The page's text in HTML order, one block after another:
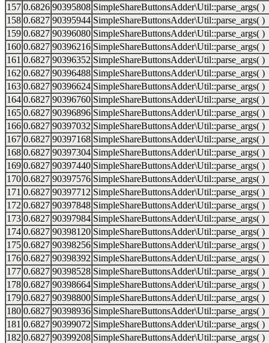
157 0.6826 90395808 SimpleShareButtonsAdder\Util::parse_args( )
158 0.6827 90395944 SimpleShareButtonsAdder\Util::parse_args( )
159 0.6827 90396080 SimpleShareButtonsAdder\Util::parse_args( )
160 0.6827 90396216 SimpleShareButtonsAdder\Util::parse_args( )
161 0.6827 90396352 SimpleShareButtonsAdder\Util::parse_args( )
162 0.6827 90396488 SimpleShareButtonsAdder\Util::parse_args( )
163 0.6827 90396624 SimpleShareButtonsAdder\Util::parse_args( )
164 0.6827 90396760 SimpleShareButtonsAdder\Util::parse_args( )
165 0.6827 90396896 SimpleShareButtonsAdder\Util::parse_args( )
166 0.6827 90397032 SimpleShareButtonsAdder\Util::parse_args( )
167 0.6827 90397168 SimpleShareButtonsAdder\Util::parse_args( )
168 0.6827 90397304 SimpleShareButtonsAdder\Util::parse_args( )
169 0.6827 90397440 SimpleShareButtonsAdder\Util::parse_args( )
170 0.6827 90397576 SimpleShareButtonsAdder\Util::parse_args( )
171 0.6827 90397712 SimpleShareButtonsAdder\Util::parse_args( )
172 0.6827 90397848 SimpleShareButtonsAdder\Util::parse_args( )
173 0.6827 90397984 SimpleShareButtonsAdder\Util::parse_args( )
174 0.6827 90398120 SimpleShareButtonsAdder\Util::parse_args( )
175 0.6827 90398256 SimpleShareButtonsAdder\Util::parse_args( )
176 0.6827 90398392 SimpleShareButtonsAdder\Util::parse_args( )
177 0.6827 90398528 SimpleShareButtonsAdder\Util::parse_args( )
178 0.6827 90398664 SimpleShareButtonsAdder\Util::parse_args( )
179 0.6827 90398800 SimpleShareButtonsAdder\Util::parse_args( )
180 0.6827 90398936 SimpleShareButtonsAdder\Util::parse_args( )
181 0.6827 90399072 SimpleShareButtonsAdder\Util::parse_args( )
182 0.6827 90399208 SimpleShareButtonsAdder\Util::parse_args( )